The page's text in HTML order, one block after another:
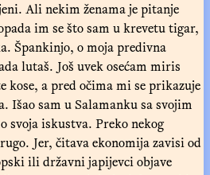
Ali nekim ženama je pitanje
im se što sam u krevetu tigar,
Špankinjo, o moja predivna
lutaš. Još uvek osećam miris
kose, a pred očima mi se prikazuje
Išao sam u Salamanku sa svojim
svoja iskustva. Preko nekog
Jer, čitava ekonomija zavisi od
ili državni japijevci objave